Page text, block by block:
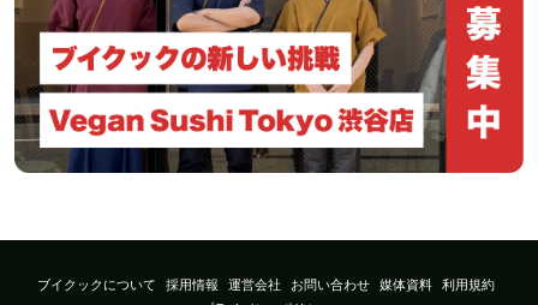
ブイクックについて 採用情報 運営会社 お問い合わせ 媒体資料
利用規約